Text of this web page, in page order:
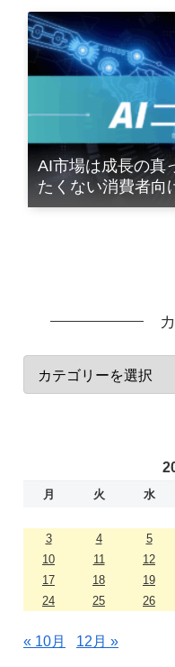
AI市場は成長の真
たくない消費者向
月 火 水
3
4 5
10
11 12
17
18 19
24
25 26
« 10月 12月 »